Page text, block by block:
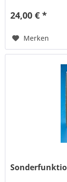
24,00 € *
Merken